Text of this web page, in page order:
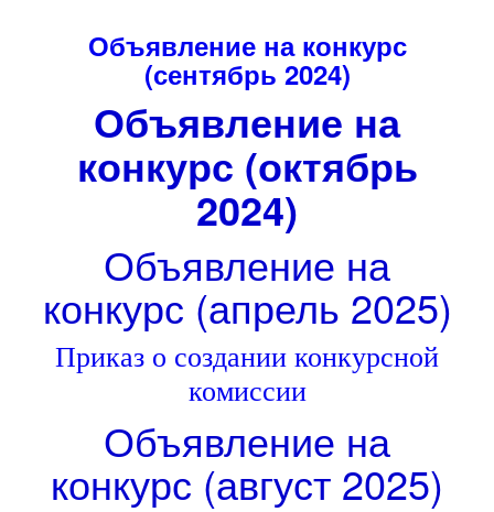
Объявление на конкурс
(сентябрь 2024)
Объявление на
конкурс (октябрь
2024)
Объявление на
конкурс (апрель 2025)
Приказ о создании конкурсной
комиссии
Объявление на
конкурс (август 2025)